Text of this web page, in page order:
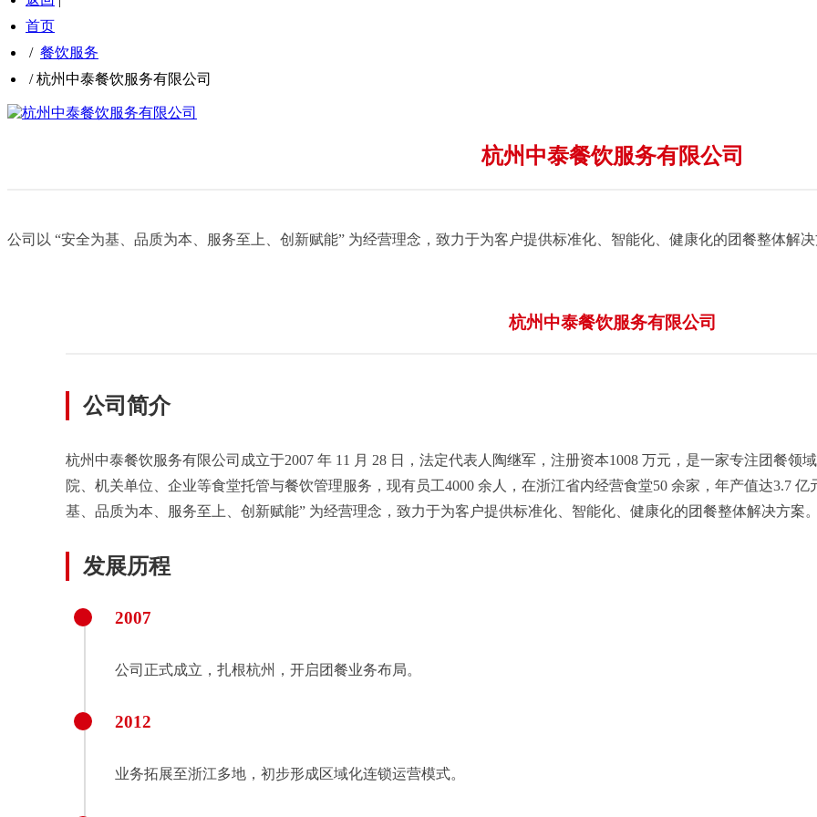
首页
/ 餐饮服务
/杭州中泰餐饮服务有限公司
杭州中泰餐饮服务有限公司
公司以 “安全为基、品质为本、服务至上、创新赋能” 为经营理念，致力于为客户提供标准化、智能化、健康化的团餐整体解决
杭州中泰餐饮服务有限公司
公司简介
杭州中泰餐饮服务有限公司成立于2007 年 11 月 28 日，法定代表人陶继军，注册资本1008 万元，是一家专注团餐领
院、机关单位、企业等食堂托管与餐饮管理服务，现有员工4000 余人，在浙江省内经营食堂50 余家，年产值达3.7
基、品质为本、服务至上、创新赋能” 为经营理念，致力于为客户提供标准化、智能化、健康化的团餐整体解决方案
发展历程
2007
公司正式成立，扎根杭州，开启团餐业务布局。
2012
业务拓展至浙江多地，初步形成区域化连锁运营模式。